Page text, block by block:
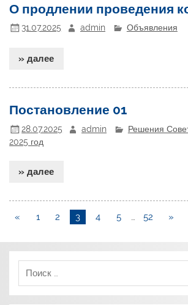
О продлении проведения
31.07.2025 admin Объявления
» далее
Постановление 01
28.07.2025 admin
Решения
2025 год
» далее
« 1 2 3 4 5 52 »